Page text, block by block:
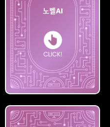
노벨AI
노벨AI